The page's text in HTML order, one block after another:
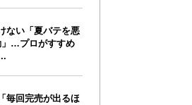
ない「夏バテを悪
」…プロがすすめ
毎回完売が出るほ